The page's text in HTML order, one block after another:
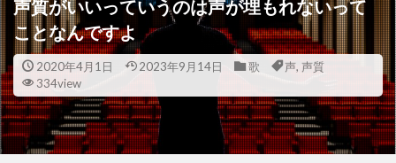
声質がいいっていうのは声が埋もれないって
ことなんですよ
2020年4月1日 2023年9月14日 歌 声, 声質
334view